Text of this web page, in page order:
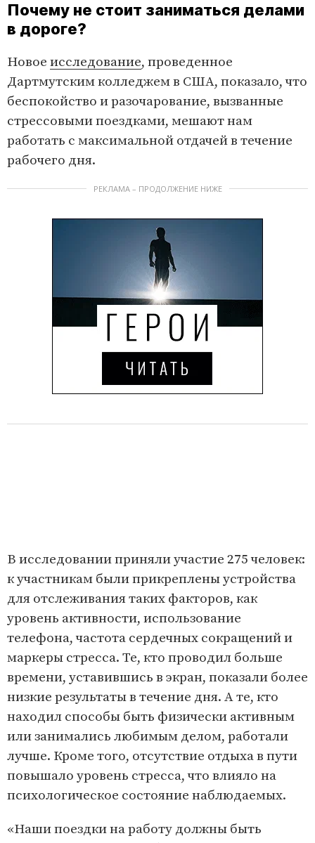
Почему не стоит заниматься делами
в дороге?
Новое исследование, проведенное
Дартмутским колледжем в США, показало, что
беспокойство и разочарование, вызванные
стрессовыми поездками, мешают нам
работать с максимальной отдачей в течение
рабочего дня.
РЕКЛАМА – ПРОДОЛЖЕНИЕ НИЖЕ
В исследовании приняли участие 275 человек:
к участникам были прикреплены устройства
для отслеживания таких факторов, как
уровень активности, использование
телефона, частота сердечных сокращений и
маркеры стресса. Те, кто проводил больше
времени, уставившись в экран, показали более
низкие результаты в течение дня. А те, кто
находил способы быть физически активным
или занимались любимым делом, работали
лучше. Кроме того, отсутствие отдыха в пути
повышало уровень стресса, что влияло на
психологическое состояние наблюдаемых.
«Наши поездки на работу должны быть